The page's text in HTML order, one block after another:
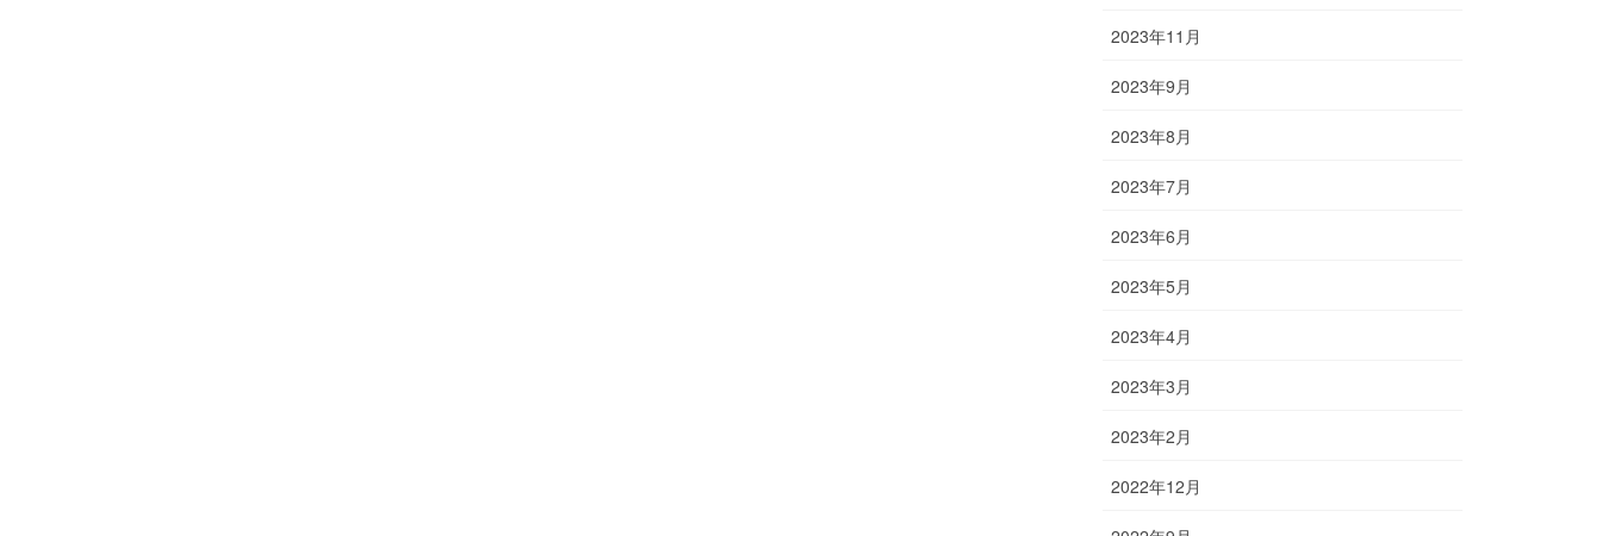
2023年11月
2023年9月
2023年8月
2023年7月
2023年6月
2023年5月
2023年4月
2023年3月
2023年2月
2022年12月